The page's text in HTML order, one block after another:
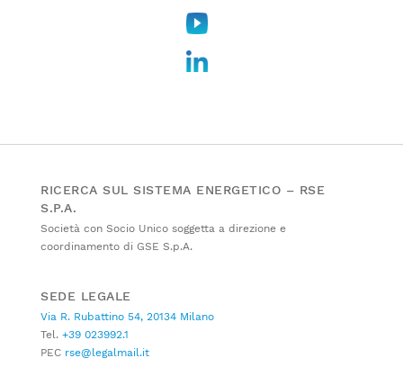
RICERCA SUL SISTEMA ENERGETICO – RSE
S.P.A.
Società con Socio Unico soggetta a direzione e
coordinamento di GSE S.p.A.
SEDE LEGALE
Via R. Rubattino 54, 20134 Milano
Tel. +39 023992.1
PEC rse@legalmail.it